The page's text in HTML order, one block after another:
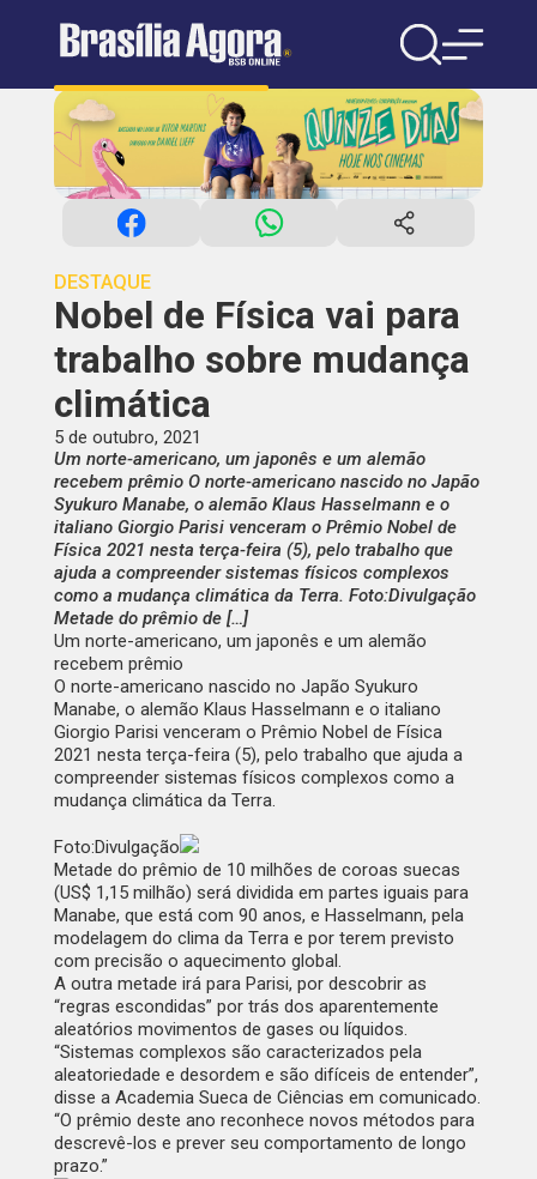
DESTAQUE
Nobel de Física vai para
trabalho sobre mudança
climática
5 de outubro, 2021
Um norte-americano, um japonês e um alemão
recebem prêmio O norte-americano nascido no Japão
Syukuro Manabe, o alemão Klaus Hasselmann e o
italiano Giorgio Parisi venceram o Prêmio Nobel de
Física 2021 nesta terça-feira (5), pelo trabalho que
ajuda a compreender sistemas físicos complexos
como a mudança climática da Terra. Foto:Divulgação
Metade do prêmio de […]
Um norte-americano, um japonês e um alemão
recebem prêmio
O norte-americano nascido no Japão Syukuro
Manabe, o alemão Klaus Hasselmann e o italiano
Giorgio Parisi venceram o Prêmio Nobel de Física
2021 nesta terça-feira (5), pelo trabalho que ajuda a
compreender sistemas físicos complexos como a
mudança climática da Terra.
Foto:Divulgação
Metade do prêmio de 10 milhões de coroas suecas
(US$ 1,15 milhão) será dividida em partes iguais para
Manabe, que está com 90 anos, e Hasselmann, pela
modelagem do clima da Terra e por terem previsto
com precisão o aquecimento global.
A outra metade irá para Parisi, por descobrir as
“regras escondidas” por trás dos aparentemente
aleatórios movimentos de gases ou líquidos.
“Sistemas complexos são caracterizados pela
aleatoriedade e desordem e são difíceis de entender”,
disse a Academia Sueca de Ciências em comunicado.
“O prêmio deste ano reconhece novos métodos para
descrevê-los e prever seu comportamento de longo
prazo.”